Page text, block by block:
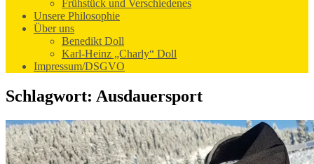
Frühstück und Verschiedenes
Unsere Philosophie
Über uns
Benedikt Doll
Karl-Heinz „Charly“ Doll
Impressum/DSGVO
Schlagwort: Ausdauersport